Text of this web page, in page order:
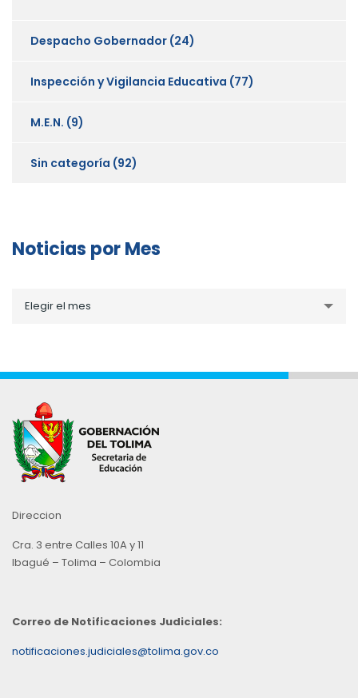
Despacho Gobernador (24)
Inspección y Vigilancia Educativa (77)
M.E.N. (9)
Sin categoría (92)
Noticias por Mes
porElegir el mes
Direccion
Cra. 3 entre Calles 10A y 11
Ibagué – Tolima – Colombia
Correo de Notificaciones Judiciales:
notificaciones.judiciales@tolima.gov.co